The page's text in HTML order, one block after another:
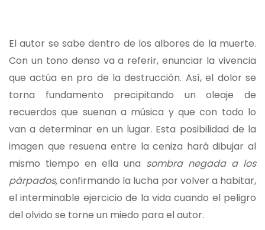
El autor se sabe dentro de los albores de la muerte.
Con un tono denso va a referir, enunciar la vivencia
que actúa en pro de la destrucción. Así, el dolor se
torna fundamento precipitando un oleaje de
recuerdos que suenan a música y que con todo lo
van a determinar en un lugar. Esta posibilidad de la
imagen que resuena entre la ceniza hará dibujar al
mismo tiempo en ella una sombra negada a los
párpados,confirmando la lucha por volver a habitar,
el interminable ejercicio de la vida cuando el peligro
del olvido se torne un miedo para el autor.